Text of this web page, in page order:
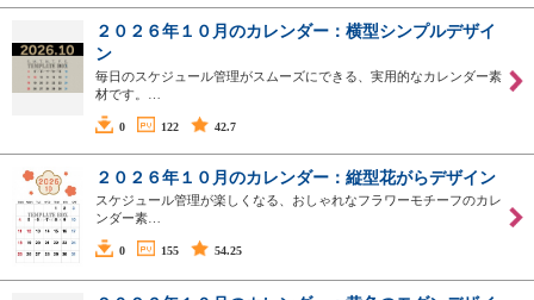
２０２６年１０月のカレンダー：横型シンプルデザイ
ン
毎日のスケジュール管理がスムーズにできる、実用的なカレンダー素
材です。…
0 122 42.7
２０２６年１０月のカレンダー：縦型花がらデザイン
スケジュール管理が楽しくなる、おしゃれなフラワーモチーフのカレ
ンダー素…
0 155 54.25